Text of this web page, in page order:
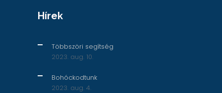
Hírek
Többszöri segítség
2023. aug. 10.
Bohóckodtunk
2023. aug. 4.